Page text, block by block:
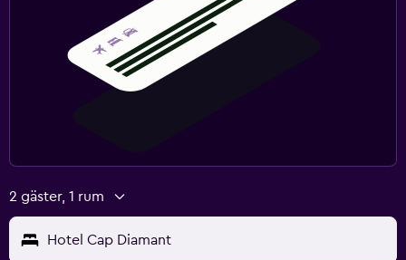
2 gäster, 1 rum
Hotel Cap Diamant